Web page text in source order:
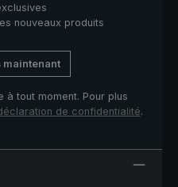
nouveaux produits
à tout moment. Pour plus
de confidentialité.